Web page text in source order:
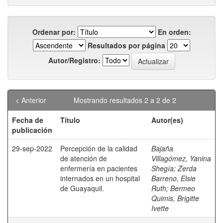
Ordenar por:
En orden:
Resultados por página
Autor/Registro:
Mostrando resultados 2 a 2 de 2
< Anterior
Fecha de
publicación
Título Autor(es)
29-sep-2022
Percepción de la calidad
de atención de
enfermería en pacientes
internados en un hospital
de Guayaquil.
Bajaña
Villagómez, Yanina
Shegía;Zerda
Barreno, Elsie
Ruth; Bermeo
Quimis, Brigitte
Ivette